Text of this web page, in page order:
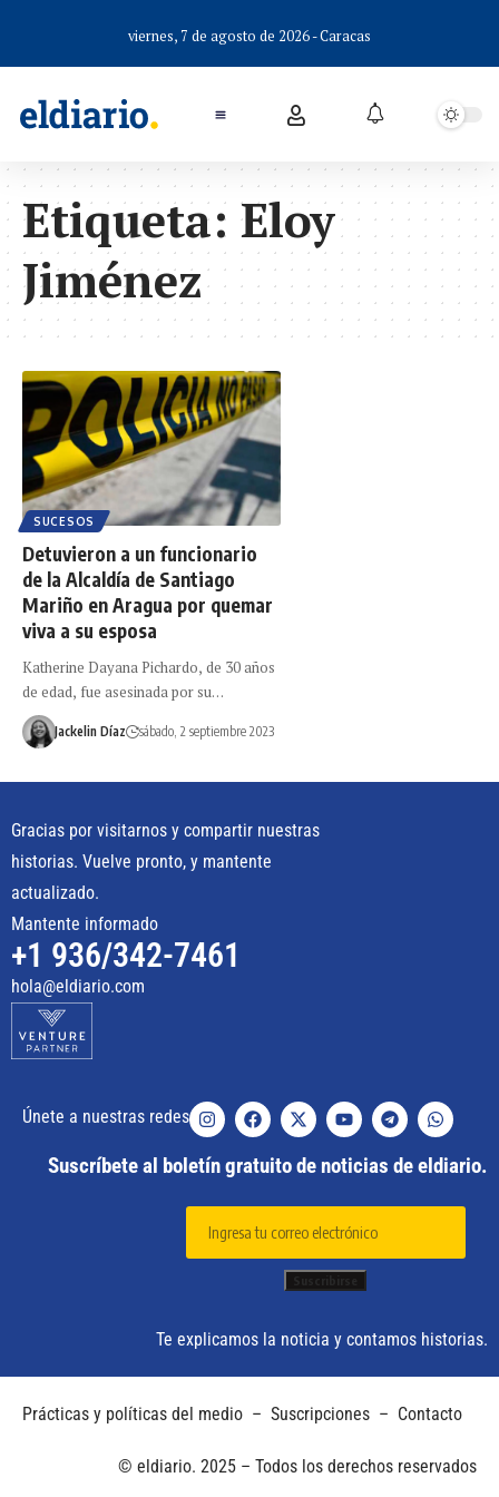
viernes, 7 de agosto de 2026 - Caracas
Etiqueta: Eloy
Jiménez
SUCESOS
Detuvieron a un funcionario
de la Alcaldía de Santiago
Mariño en Aragua por quemar
viva a su esposa
Katherine Dayana Pichardo, de 30 años
de edad, fue asesinada por su…
Jackelin Díaz sábado, 2 septiembre 2023
Gracias por visitarnos y compartir nuestras
historias. Vuelve pronto, y mantente
actualizado.
Mantente informado
+1 936/342-7461
hola@eldiario.com
Únete a nuestras redes
Suscríbete al boletín gratuito de noticias de eldiario.
Te explicamos la noticia y contamos historias.
Prácticas y políticas del medio – Suscripciones – Contacto
© eldiario. 2025 – Todos los derechos reservados